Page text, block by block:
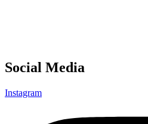
Social Media
Instagram